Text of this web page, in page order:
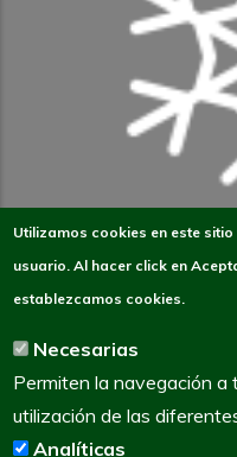
Utilizamos cookies en este
usuario. Al hacer click en
establezcamos cookies.
Necesarias
Permiten la navegación
utilización de las
Analíticas